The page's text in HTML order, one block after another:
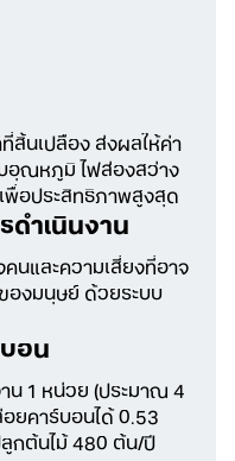
สิ้นเปลือง ส่งผลให้ค่า
อุณหภูมิ ไฟส่องสว่าง
พื่อประสิทธิภาพสูงสุด
ดำเนินงาน
นและความเสี่ยงที่อาจ
องมนุษย์ ด้วยระบบ
อน
น 1 หน่วย (ประมาณ 4
ยคาร์บอนได้ 0.53
กต้นไม้ 480 ต้น/ปี